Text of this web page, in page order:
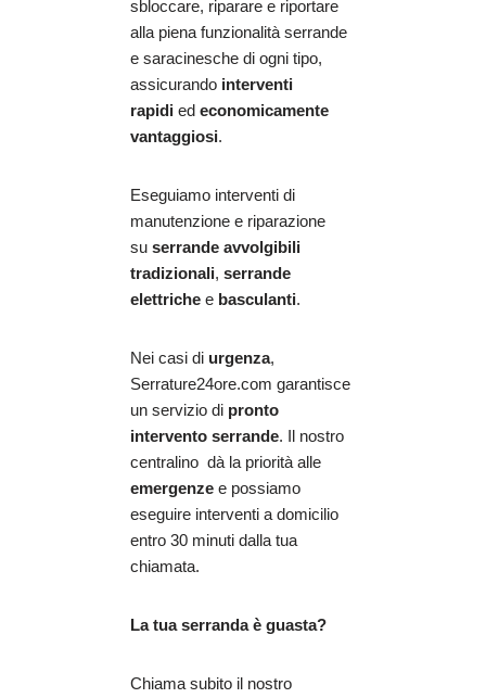
sbloccare, riparare e riportare
alla piena funzionalità serrande
e saracinesche di ogni tipo,
assicurando interventi
rapidi ed economicamente
vantaggiosi.
Eseguiamo interventi di
manutenzione e riparazione
su serrande avvolgibili
tradizionali, serrande
elettriche e basculanti.
Nei casi di urgenza,
Serrature24ore.com garantisce
un servizio di pronto
intervento serrande. Il nostro
centralino dà la priorità alle
emergenze e possiamo
eseguire interventi a domicilio
entro 30 minuti dalla tua
chiamata.
La tua serranda è guasta?
Chiama subito il nostro